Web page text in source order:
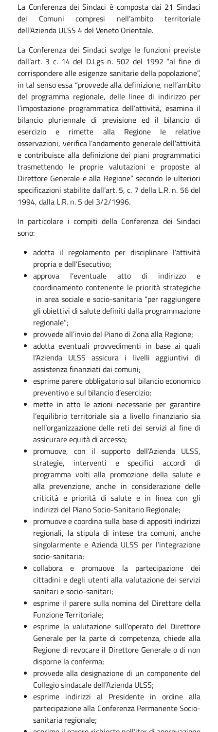
La Conferenza dei Sindaci è composta dai 21 Sindaci
dei Comuni compresi nell’ambito territoriale
dell’Azienda ULSS 4 del Veneto Orientale.
La Conferenza dei Sindaci svolge le funzioni previste
dall’art. 3 c. 14 del D.Lgs n. 502 del 1992 “al fine di
corrispondere alle esigenze sanitarie della popolazione”,
in tal senso essa “provvede alla definizione, nell’ambito
del programma regionale, delle linee di indirizzo per
l’impostazione programmatica dell’attività, esamina il
bilancio pluriennale di previsione ed il bilancio di
esercizio e rimette alla Regione le relative
osservazioni, verifica l’andamento generale dell’attività
e contribuisce alla definizione dei piani programmatici
trasmettendo le proprie valutazioni e proposte al
Direttore Generale e alla Regione” secondo le ulteriori
specificazioni stabilite dall’art. 5, c. 7 della L.R. n. 56 del
1994, dalla L.R. n. 5 del 3/2/1996.
In particolare i compiti della Conferenza dei Sindaci
sono:
adotta il regolamento per disciplinare l’attività
propria e dell’Esecutivo;
approva l’eventuale atto di indirizzo e
coordinamento contenente le priorità strategiche
in area sociale e socio-sanitaria “per raggiungere
gli obiettivi di salute definiti dalla programmazione
regionale”;
provvede all’invio del Piano di Zona alla Regione;
adotta eventuali provvedimenti in base ai quali
l’Azienda ULSS assicura i livelli aggiuntivi di
assistenza finanziati dai comuni;
esprime parere obbligatorio sul bilancio economico
preventivo e sul bilancio d’esercizio;
mette in atto le azioni necessarie per garantire
l’equilibrio territoriale sia a livello finanziario sia
nell’organizzazione delle reti dei servizi al fine di
assicurare equità di accesso;
promuove, con il supporto dell’Azienda ULSS,
strategie, interventi e specifici accordi di
programma volti alla promozione della salute e
alla prevenzione, anche in considerazione delle
criticità e priorità di salute e in linea con gli
indirizzi del Piano Socio-Sanitario Regionale;
promuove e coordina sulla base di appositi indirizzi
regionali, la stipula di intese tra comuni, anche
singolarmente e Azienda ULSS per l’integrazione
socio-sanitaria;
collabora e promuove la partecipazione dei
cittadini e degli utenti alla valutazione dei servizi
sanitari e socio-sanitari;
esprime il parere sulla nomina del Direttore della
Funzione Territoriale;
esprime la valutazione sull’operato del Direttore
Generale per la parte di competenza, chiede alla
Regione di revocare il Direttore Generale o di non
disporne la conferma;
provvede alla designazione di un componente del
Collegio sindacale dell’Azienda ULSS;
esprime indirizzi al Presidente in ordine alla
partecipazione alla Conferenza Permanente Socio-
sanitaria regionale;